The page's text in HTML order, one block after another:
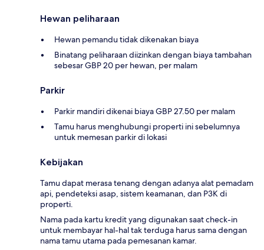
Hewan peliharaan
Hewan pemandu tidak dikenakan biaya
Binatang peliharaan diizinkan dengan biaya tambahan
sebesar GBP 20 per hewan, per malam
Parkir
Parkir mandiri dikenai biaya GBP 27.50 per malam
Tamu harus menghubungi properti ini sebelumnya
untuk memesan parkir di lokasi
Kebijakan
Tamu dapat merasa tenang dengan adanya alat pemadam
api, pendeteksi asap, sistem keamanan, dan P3K di
properti.
Nama pada kartu kredit yang digunakan saat check-in
untuk membayar hal-hal tak terduga harus sama dengan
nama tamu utama pada pemesanan kamar.